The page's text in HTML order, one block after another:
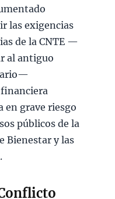
las exigencias
de la CNTE —
al antiguo
en grave riesgo
públicos de la
Bienestar y las